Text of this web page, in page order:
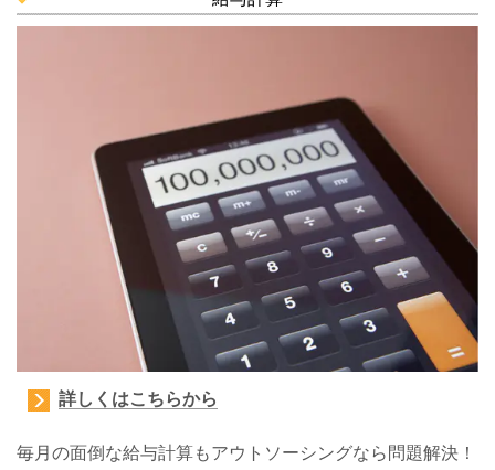
詳しくはこちらから
毎月の面倒な給与計算もアウトソーシングなら問題解決！